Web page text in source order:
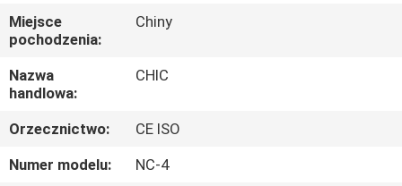
O
NAS
WYCIECZKA
PO
FABRYCE
Miejsce
pochodzenia:
Chiny
Nazwa
handlowa:
CHIC
Orzecznictwo:
CE ISO
Numer modelu:
NC-4